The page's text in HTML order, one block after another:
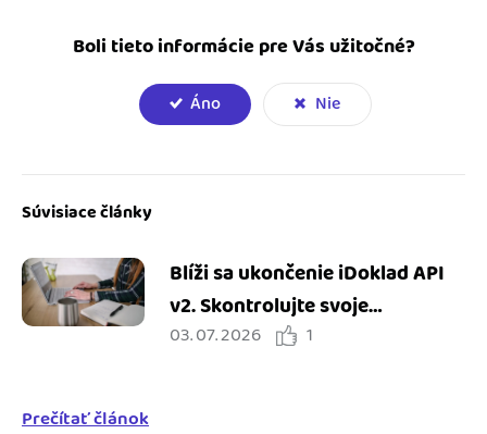
Boli tieto informácie pre Vás užitočné?
Áno Nie
Súvisiace články
Blíži sa ukončenie iDoklad API
v2. Skontrolujte svoje
integrácie
03. 07. 2026 1
Prečítať článok